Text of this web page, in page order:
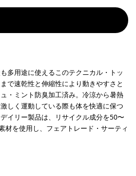
多用途に使えるこのテクニカル・トッ
で速乾性と伸縮性により動きやすさと
・ミント防臭加工済み。冷涼から暑熱
しく運動している際も体を快適に保つ
イリー製品は、リサイクル成分を50〜
材を使用し、フェアトレード・サーティ